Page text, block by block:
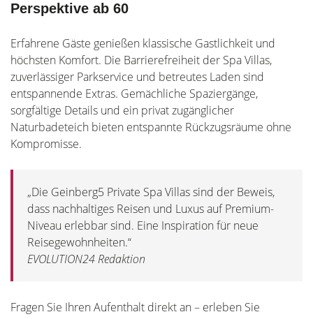
Perspektive ab 60
Erfahrene Gäste genießen klassische Gastlichkeit und
höchsten Komfort. Die Barrierefreiheit der Spa Villas,
zuverlässiger Parkservice und betreutes Laden sind
entspannende Extras. Gemächliche Spaziergänge,
sorgfältige Details und ein privat zugänglicher
Naturbadeteich bieten entspannte Rückzugsräume ohne
Kompromisse.
„Die Geinberg5 Private Spa Villas sind der Beweis,
dass nachhaltiges Reisen und Luxus auf Premium-
Niveau erlebbar sind. Eine Inspiration für neue
Reisegewohnheiten.“
EVOLUTION24 Redaktion
Fragen Sie Ihren Aufenthalt direkt an – erleben Sie